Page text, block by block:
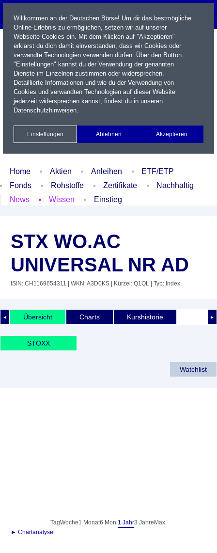
Name / WKN / ISIN / Kürzel
Xetra Realtime
Watchlist Portfolio Login
Home Aktien Anleihen
ETF/ETP
Fonds
Rohstoffe Zertifikate
Nachhaltig
News
Wissen Einstieg
STX WO.AC
UNIVERSAL NR AD
ISIN: CH1169654311 | WKN: A3D0KS | Kürzel: Q1QL | Typ: Index
◄ ►
Übersicht Charts Kurshistorie
STOXX
Watchlist
TagWoche1 Monat6 Mon.1 Jahr3 Jahre Max.
► Chartanalyse
Willkommen an der Deutschen Börse! Um dir das bestmögliche
Online-Erlebnis zu ermöglichen, setzen wir auf unserer
Webseite Cookies ein. Mit dem Klicken auf "Akzeptieren"
erklärst du dich damit einverstanden, dass wir Cookies oder
verwandte Technologien verwenden dürfen. Über den Button
"Einstellungen" kannst du der Verwendung der genannten
Dienste im Einzelnen zustimmen oder widersprechen.
Detaillierte Informationen und wie du der Verwendung von
Cookies und verwandten Technologien auf dieser Website
jederzeit widersprechen kannst, findest du in unseren
Datenschutzhinweisen.
Einstellungen Ablehnen Akzeptieren